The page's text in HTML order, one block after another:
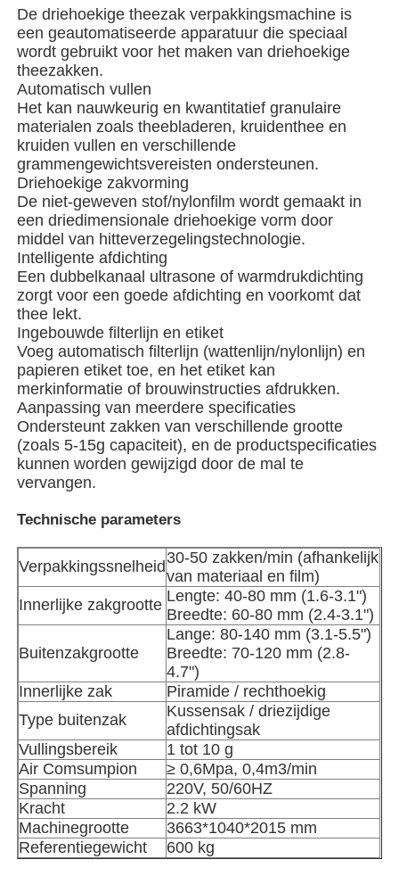
Over ons
Fabriekstocht
Kwaliteitscontrole
Neem contact met ons op
nieuws
Gevallen
roterende verpakkingsmachine
Verpakkingsmachine voor meerdere rijstroken
Kaarttelmachine
Verpakkingsmachines
vulmachine
bolmachine
Netzakverpakkingsmachine
De driehoekige theezak verpakkingsmachine is
een geautomatiseerde apparatuur die speciaal
wordt gebruikt voor het maken van driehoekige
theezakken.
Automatisch vullen
Het kan nauwkeurig en kwantitatief granulaire
materialen zoals theebladeren, kruidenthee en
kruiden vullen en verschillende
grammengewichtsvereisten ondersteunen.
Driehoekige zakvorming
De niet-geweven stof/nylonfilm wordt gemaakt in
een driedimensionale driehoekige vorm door
middel van hitteverzegelingstechnologie.
Intelligente afdichting
Een dubbelkanaal ultrasone of warmdrukdichting
zorgt voor een goede afdichting en voorkomt dat
thee lekt.
Ingebouwde filterlijn en etiket
Voeg automatisch filterlijn (wattenlijn/nylonlijn) en
papieren etiket toe, en het etiket kan
merkinformatie of brouwinstructies afdrukken.
Aanpassing van meerdere specificaties
Ondersteunt zakken van verschillende grootte
(zoals 5-15g capaciteit), en de productspecificaties
kunnen worden gewijzigd door de mal te
vervangen.
Technische parameters
Verpakkingssnelheid30-50 zakken/min (afhankelijk
van materiaal en film)
Innerlijke zakgrootte Lengte: 40-80 mm (1.6-3.1")
Breedte: 60-80 mm (2.4-3.1")
Buitenzakgrootte
Lange: 80-140 mm (3.1-5.5")
Breedte: 70-120 mm (2.8-
4.7")
Innerlijke zak
Piramide / rechthoekig
Type buitenzak
Kussensak / driezijdige
afdichtingsak
Vullingsbereik
1 tot 10 g
Air Comsumpion
≥ 0,6Mpa, 0,4m3/min
Spanning
220V, 50/60HZ
Kracht
2.2 kW
Machinegrootte
3663*1040*2015 mm
Referentiegewicht
600 kg